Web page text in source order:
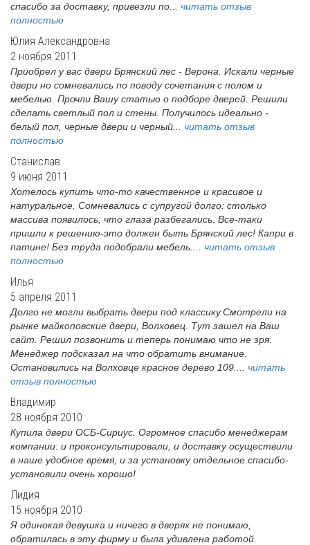
спасибо за доставку, привезли по... читать отзыв
полностью
Юлия Александровна
2 ноября 2011
Приобрел у вас двери Брянский лес - Верона. Искали черные
двери но сомневались по поводу сочетания с полом и
мебелью. Прочли Вашу статью о подборе дверей. Решили
сделать светлый пол и стены. Получилось идеально -
белый пол, черные двери и черный... читать отзыв
полностью
Станислав
9 июня 2011
Хотелось купить что-то качественное и красивое и
натуральное. Сомневались с супругой долго: столько
массива появилось, что глаза разбегались. Все-таки
пришли к решению-это должен быть Брянский лес! Капри в
патине! Без труда подобрали мебель.... читать отзыв
полностью
Илья
5 апреля 2011
Долго не могли выбрать двери под классику.Смотрели на
рынке майкоповские двери, Волховец. Тут зашел на Ваш
сайт. Решил позвонить и теперь понимаю что не зря.
Менеджер подсказал на что обратить внимание.
Остановились на Волховце красное дерево 109.... читать
отзыв полностью
Владимир
28 ноября 2010
Купила двери ОСБ-Сириус. Огромное спасибо менеджерам
компании: и проконсультировали, и доставку осуществили
в наше удобное время, и за установку отдельное спасибо-
установили очень хорошо!
Лидия
15 ноября 2010
Я одинокая девушка и ничего в дверях не понимаю,
обратилась в эту фирму и была удивлена работой.